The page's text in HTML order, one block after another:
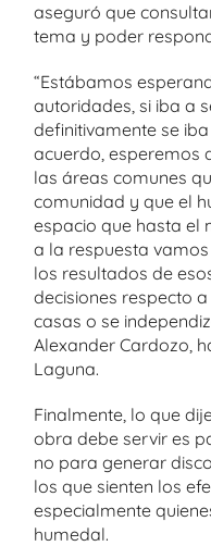
aseguró que
tema y poder
“Estábamos
autoridades, si iba a
definitivamente se
acuerdo, esperemos
las áreas comunes
comunidad y que el
espacio que hasta el
a la respuesta
los resultados de
decisiones respecto
casas o se
Alexander Cardozo,
Laguna.
Finalmente, lo que
obra debe servir es
no para generar
los que sienten los
especialmente
humedal.